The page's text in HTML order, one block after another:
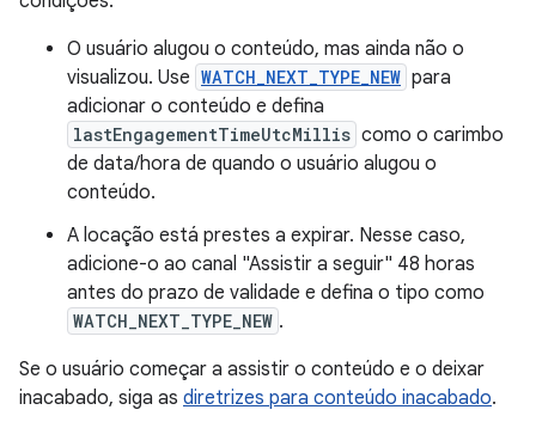
O usuário alugou o conteúdo, mas ainda não o
visualizou. Use WATCH_NEXT_TYPE_NEW para
adicionar o conteúdo e defina
lastEngagementTimeUtcMillis como o carimbo
de data/hora de quando o usuário alugou o
conteúdo.
A locação está prestes a expirar. Nesse caso,
adicione-o ao canal "Assistir a seguir" 48 horas
antes do prazo de validade e defina o tipo como
WATCH_NEXT_TYPE_NEW .
Se o usuário começar a assistir o conteúdo e o deixar
inacabado, siga as diretrizes para conteúdo inacabado.